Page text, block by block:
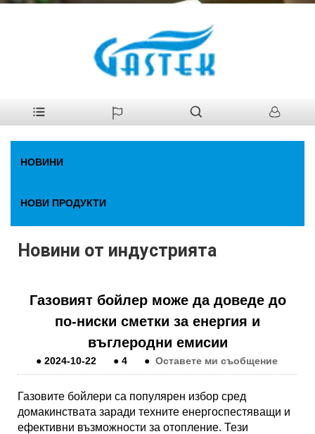
дома
Новини от индустрията
НОВИНИ
НОВИ ПРОДУКТИ
Новини от индустрията
Газовият бойлер може да доведе до
по-ниски сметки за енергия и
въглеродни емисии
●2024-10-22 ●4 ● Оставете ми съобщение
Газовите бойлери са популярен избор сред
домакинствата заради техните енергоспестяващи и
ефективни възможности за отопление. Тези